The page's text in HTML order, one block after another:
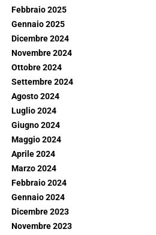
Febbraio 2025
Gennaio 2025
Dicembre 2024
Novembre 2024
Ottobre 2024
Settembre 2024
Agosto 2024
Luglio 2024
Giugno 2024
Maggio 2024
Aprile 2024
Marzo 2024
Febbraio 2024
Gennaio 2024
Dicembre 2023
Novembre 2023